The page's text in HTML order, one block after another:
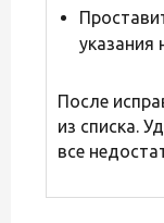
указания
После
из списка.
все